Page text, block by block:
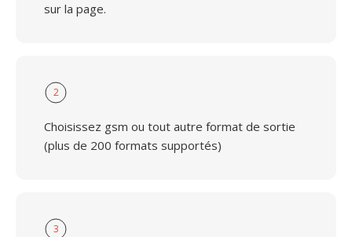
sur la page.
2
Choisissez gsm ou tout autre format de sortie
(plus de 200 formats supportés)
3